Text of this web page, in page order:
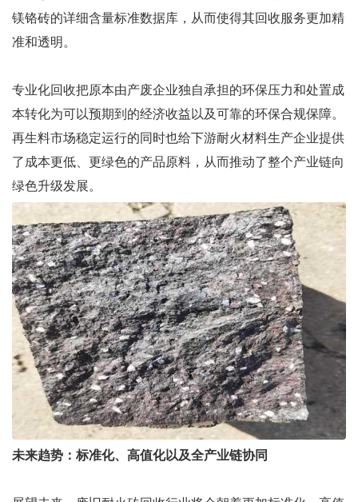
镁铬砖的详细含量标准数据库，从而使得其回收服务更加精
准和透明。
专业化回收把原本由产废企业独自承担的环保压力和处置成
本转化为可以预期到的经济收益以及可靠的环保合规保障。
再生料市场稳定运行的同时也给下游耐火材料生产企业提供
了成本更低、更绿色的产品原料，从而推动了整个产业链向
绿色升级发展。
未来趋势：标准化、高值化以及全产业链协同